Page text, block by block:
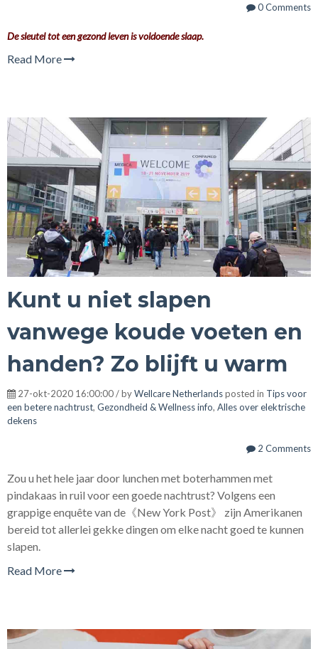
0 Comments
De sleutel tot een gezond leven is voldoende slaap.
Read More
Kunt u niet slapen
vanwege koude voeten en
handen? Zo blijft u warm
27-okt-2020 16:00:00 / byWellcare Netherlandsposted in Tips voor
een betere nachtrust, Gezondheid & Wellness info, Alles over elektrische
dekens
2 Comments
Zou u het hele jaar door lunchen met boterhammen met
pindakaas in ruil voor een goede nachtrust? Volgens een
grappige enquête van de《New York Post》 zijn Amerikanen
bereid tot allerlei gekke dingen om elke nacht goed te kunnen
slapen.
Read More